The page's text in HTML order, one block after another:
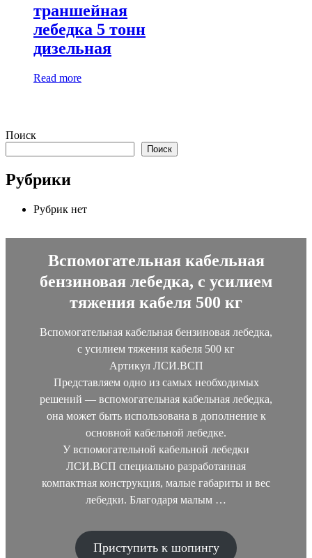
траншейная
лебедка 5 тонн
дизельная
Read more
Поиск
Поиск
Рубрики
Рубрик нет
Вспомогательная кабельная
бензиновая лебедка, с усилием
тяжения кабеля 500 кг
Вспомогательная кабельная бензиновая лебедка,
с усилием тяжения кабеля 500 кг
Артикул ЛСИ.ВСП
Представляем одно из самых необходимых
решений — вспомогательная кабельная лебедка,
она может быть использована в дополнение к
основной кабельной лебедке.
У вспомогательной кабельной лебедки
ЛСИ.ВСП специально разработанная
компактная конструкция, малые габариты и вес
лебедки. Благодаря малым …
Приступить к шопингу